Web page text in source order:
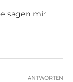
sagen mir
ANTWORTEN